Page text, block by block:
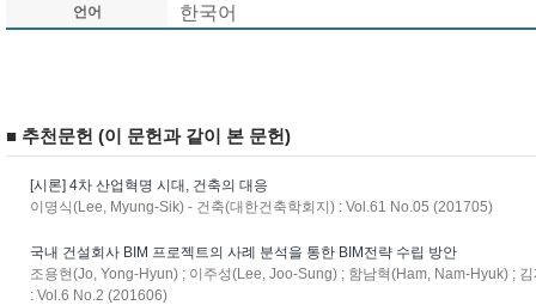
언어 한국어
■ 추천문헌 (이 문헌과 같이 본 문헌)
[시론] 4차 산업혁명 시대, 건축의 대응
이명식(Lee, Myung-Sik) - 건축(대한건축학회지) : Vol.61 No.05 (201705)
국내 건설회사 BIM 프로젝트의 사례 분석을 통한 BIM전략 수립 방안
조용현(Jo, Yong-Hyun) ; 이주성(Lee, Joo-Sung) ; 함남혁(Ham, Nam-Hyuk) ;
: Vol.6 No.2 (201606)